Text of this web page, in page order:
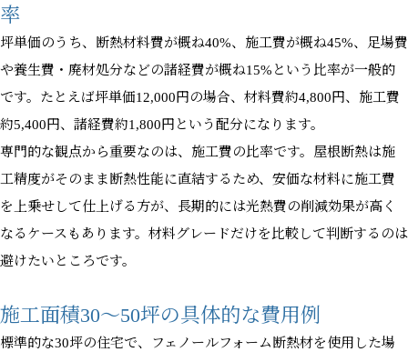
率
坪単価のうち、断熱材料費が概ね40%、施工費が概ね45%、足場費
や養生費・廃材処分などの諸経費が概ね15%という比率が一般的
です。たとえば坪単価12,000円の場合、材料費約4,800円、施工費
約5,400円、諸経費約1,800円という配分になります。
専門的な観点から重要なのは、施工費の比率です。屋根断熱は施
工精度がそのまま断熱性能に直結するため、安価な材料に施工費
を上乗せして仕上げる方が、長期的には光熱費の削減効果が高く
なるケースもあります。材料グレードだけを比較して判断するのは
避けたいところです。
施工面積30〜50坪の具体的な費用例
標準的な30坪の住宅で、フェノールフォーム断熱材を使用した場